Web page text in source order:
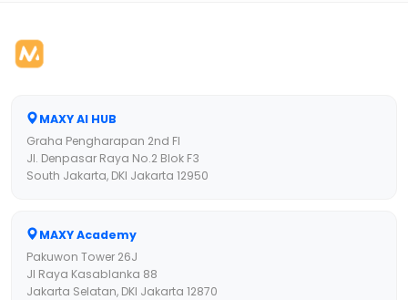
MAXY AI HUB
Graha Pengharapan 2nd Fl
Jl. Denpasar Raya No.2 Blok F3
South Jakarta, DKI Jakarta 12950
MAXY Academy
Pakuwon Tower 26J
Jl Raya Kasablanka 88
Jakarta Selatan, DKI Jakarta 12870